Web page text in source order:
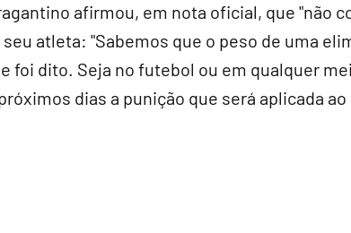
afirmou, em nota oficial, que "não
atleta: "Sabemos que o peso de uma
foi dito. Seja no futebol ou em qualquer
dias a punição que será aplicada ao